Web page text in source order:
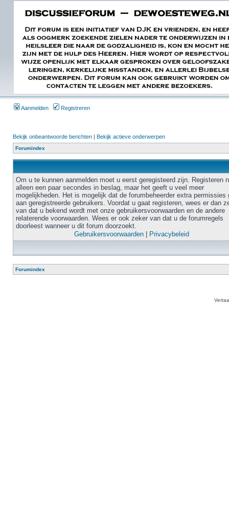
Aanmelden Registreren
Bekijk onbeantwoorde berichten | Bekijk actieve onderwerpen
Forumindex
Om u te kunnen aanmelden moet u eerst geregisteerd zijn. Registeren
alleen een paar secondes in beslag, maar het geeft u veel meer
mogelijkheden. Het is mogelijk dat de forumbeheerder extra permissies
aan geregistreerde gebruikers. Voordat u gaat registeren, wees er dan
van dat u bekend wordt met onze gebruikersvoorwaarden en de andere
relaterende voorwaarden. Wees er ook zeker van dat u de forumregels
doorleest wanneer u dit forum doorzoekt.
Gebruikersvoorwaarden
Privacybeleid
Forumindex